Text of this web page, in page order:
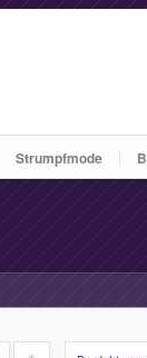
Strumpfmode